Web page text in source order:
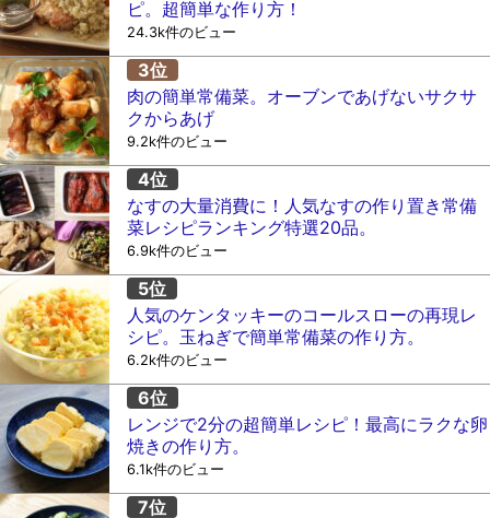
ピ。超簡単な作り方！
24.3k件のビュー
肉の簡単常備菜。オーブンであげないサクサ
クからあげ
9.2k件のビュー
なすの大量消費に！人気なすの作り置き常備
菜レシピランキング特選20品。
6.9k件のビュー
人気のケンタッキーのコールスローの再現レ
シピ。玉ねぎで簡単常備菜の作り方。
6.2k件のビュー
レンジで2分の超簡単レシピ！最高にラクな卵
焼きの作り方。
6.1k件のビュー